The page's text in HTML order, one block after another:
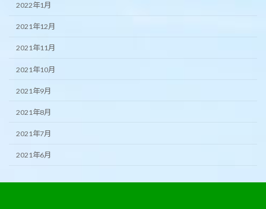
2022年1月
2021年12月
2021年11月
2021年10月
2021年9月
2021年8月
2021年7月
2021年6月